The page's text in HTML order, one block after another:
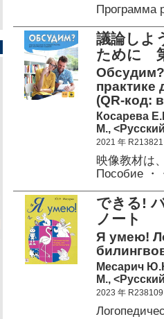
Программа
議論しよ
ために
практике
(QR-код:
Косарева
М.,
2021 年 R213821
映像教材は
Пособие ・
できる!
ノート
Я умею!
Месарич
М.,
2023 年 R238109